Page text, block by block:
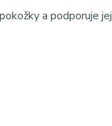
a podporuje jej